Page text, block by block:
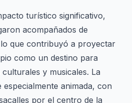
turístico significativo,
acompañados de
que contribuyó a proyectar
como un destino para
y musicales. La
animada, con
por el centro de la